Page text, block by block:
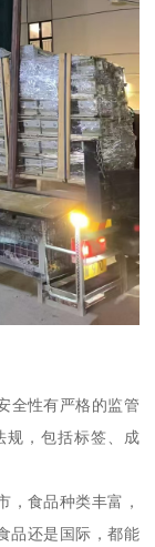
全性有严格的监管
规，包括标签、成
，食品种类丰富，
品还是国际，都能